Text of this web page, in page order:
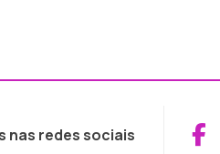
nas redes sociais